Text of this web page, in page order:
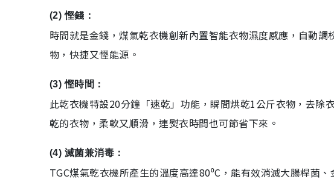
(2) 慳錢：
時間就是金錢，煤氣乾衣機創新內置智能衣物濕度感應，自動
物，快捷又慳能源。
(3) 慳時間：
此乾衣機特設20分鐘「速乾」功能，瞬間烘乾1公斤衣物，去除
乾的衣物，柔軟又順滑，連熨衣時間也可節省下來。
(4) 滅菌兼消毒：
TGC煤氣乾衣機所產生的溫度高達80⁰C，能有效消滅大腸桿菌